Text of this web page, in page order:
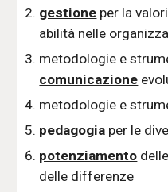
gestione per la
abilità nelle
metodologie e
comunicazione
metodologie e
pedagogia per le
potenziamento
delle differenze